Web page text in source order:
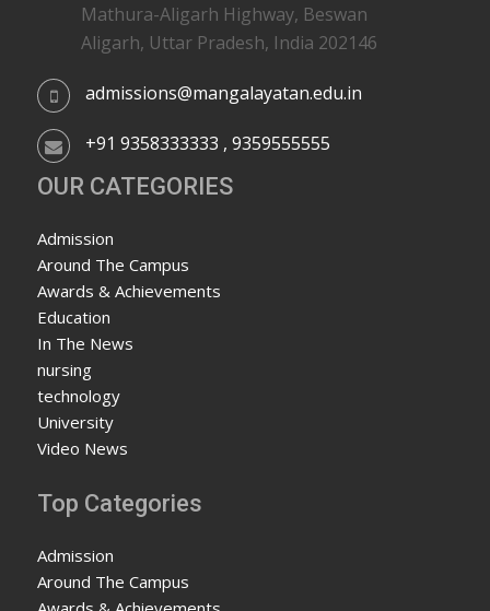
Mathura-Aligarh Highway, Beswan
Aligarh, Uttar Pradesh, India 202146
admissions@mangalayatan.edu.in
+91 9358333333 , 9359555555
OUR CATEGORIES
Admission
Around The Campus
Awards & Achievements
Education
In The News
nursing
technology
University
Video News
Top Categories
Admission
Around The Campus